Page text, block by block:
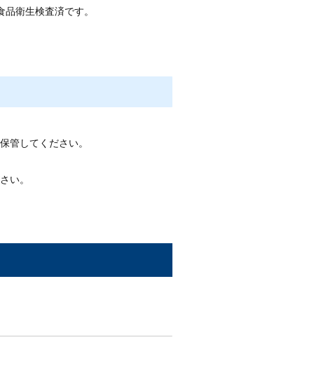
衛生検査済です。
管してください。
い。